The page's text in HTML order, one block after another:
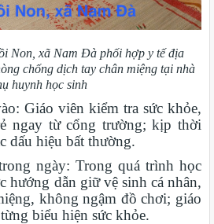
Non, xã Nam Đà phối hợp y tế địa
chống dịch tay chân miệng tại nhà
huynh học sinh
Giáo viên kiểm tra sức khỏe,
ngay từ cổng trường; kịp thời
dấu hiệu bất thường.
ngày: Trong quá trình học
hướng dẫn giữ vệ sinh cá nhân,
không ngậm đồ chơi; giáo
biểu hiện sức khỏe.